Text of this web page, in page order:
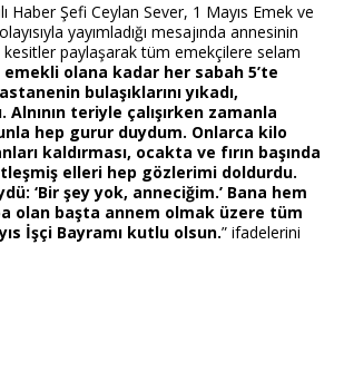
Haber Şefi Ceylan Sever, 1 Mayıs Emek ve
yayımladığı mesajında annesinin
kesitler paylaşarak tüm emekçilere selam
emekli olana kadar her sabah 5’te
bulaşıklarını yıkadı,
teriyle çalışırken zamanla
hep gurur duydum. Onlarca kilo
kaldırması, ocakta ve fırın başında
elleri hep gözlerimi doldurdu.
‘Bir şey yok, anneciğim.’ Bana hem
olan başta annem olmak üzere tüm
İşçi Bayramı kutlu olsun.” ifadelerini